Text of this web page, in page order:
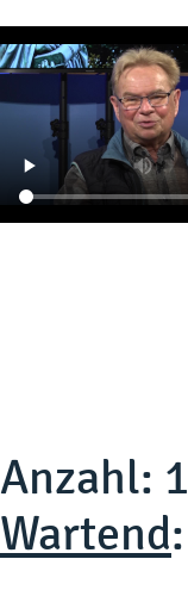
Anzahl:
Wartend